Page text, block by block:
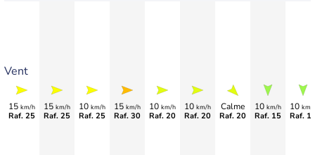
Vent
15 km/h
Raf. 25
15 km/h
Raf. 25
10 km/h
Raf. 25
15 km/h
Raf. 30
10 km/h
Raf. 20
10 km/h
Raf. 20
Calme
Raf. 20
10 km/h
Raf. 15
10 km/
Raf.